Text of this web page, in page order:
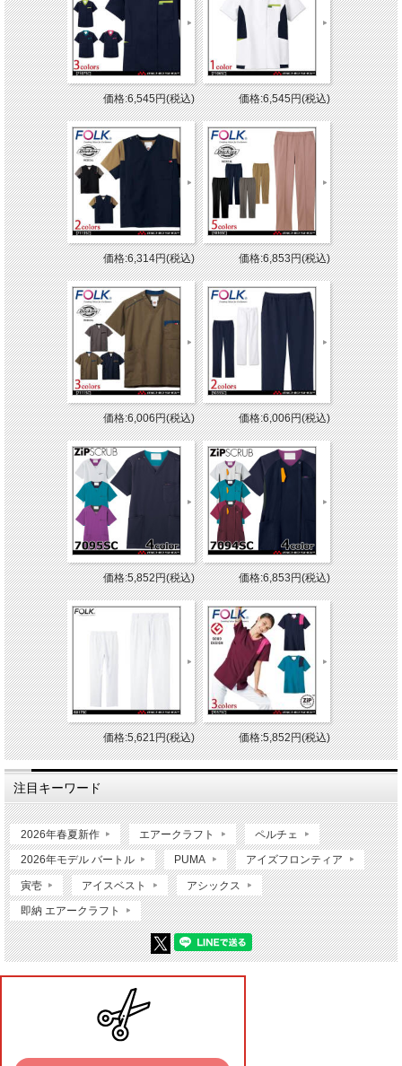
価格:6,545円(税込) 価格:6,545円(税込)
価格:6,314円(税込) 価格:6,853円(税込)
価格:6,006円(税込) 価格:6,006円(税込)
価格:5,852円(税込) 価格:6,853円(税込)
価格:5,621円(税込) 価格:5,852円(税込)
注目キーワード
2026年春夏新作 エアークラフト ペルチェ
2026年モデル バートル PUMA アイズフロンティア
寅壱 アイスベスト アシックス
即納 エアークラフト